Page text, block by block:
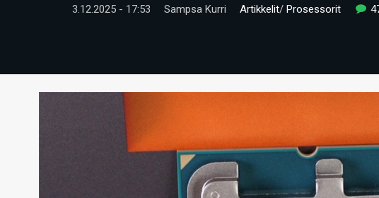
3.12.2025 - 17:53 Sampsa Kurri Artikkelit/ Prosessorit